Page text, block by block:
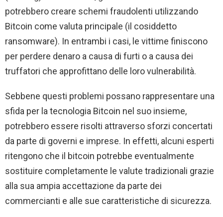
potrebbero creare schemi fraudolenti utilizzando
Bitcoin come valuta principale (il cosiddetto
ransomware). In entrambi i casi, le vittime finiscono
per perdere denaro a causa di furti o a causa dei
truffatori che approfittano delle loro vulnerabilità.
Sebbene questi problemi possano rappresentare una
sfida per la tecnologia Bitcoin nel suo insieme,
potrebbero essere risolti attraverso sforzi concertati
da parte di governi e imprese. In effetti, alcuni esperti
ritengono che il bitcoin potrebbe eventualmente
sostituire completamente le valute tradizionali grazie
alla sua ampia accettazione da parte dei
commercianti e alle sue caratteristiche di sicurezza.